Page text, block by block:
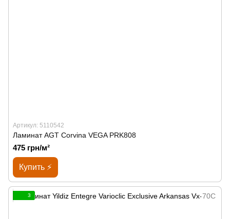
Артикул: 5110542
Ламинат AGT Corvina VEGA PRK808
475 грн/м²
Купить ⚡
3